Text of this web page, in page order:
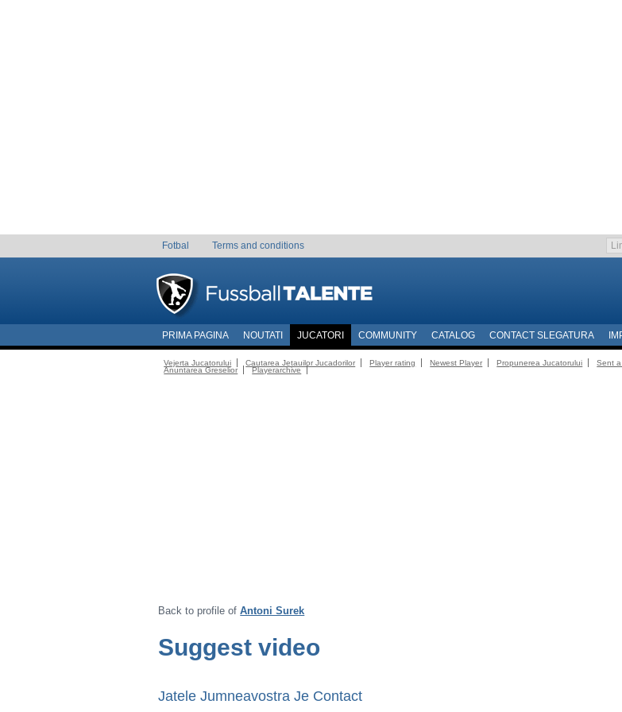
Fotbal Terms and conditions
PRIMA PAGINA NOUTATI JUCATORI COMMUNITY CATALOG CONTACT SLEGATURA
Vejerta Jucatorului Cautarea Jetauilor Jucadorilor Player rating Newest Player Propunerea Jucatorului Sent
Anuntarea Greselior
Playerarchive
Back to profile ofAntoni Surek
Suggest video
Jatele Jumneavostra Je Contact